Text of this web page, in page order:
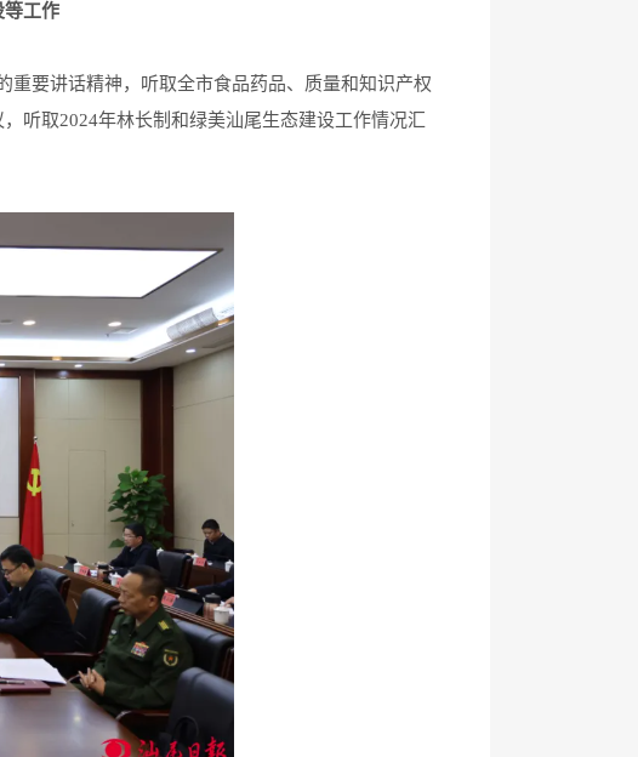
等工作
要讲话精神，听取全市食品药品、质量和知识产权
听取2024年林长制和绿美汕尾生态建设工作情况汇